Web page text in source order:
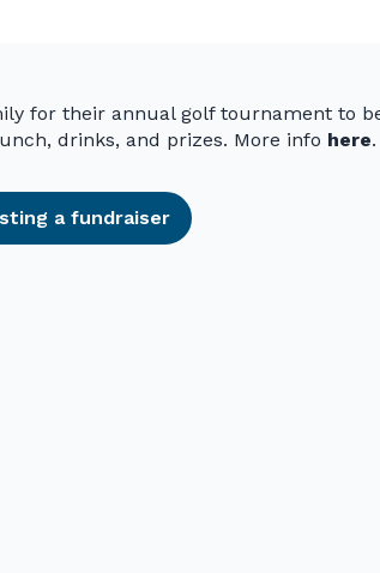
for their annual golf tournament to
drinks, and prizes. More info here.
a fundraiser